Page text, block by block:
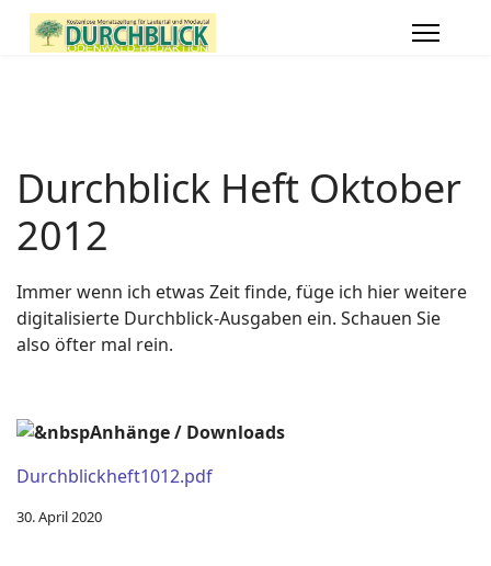
Durchblick Heft Oktober
2012
Immer wenn ich etwas Zeit finde, füge ich hier weitere
digitalisierte Durchblick-Ausgaben ein. Schauen Sie
also öfter mal rein.
&nbspAnhänge / Downloads
Durchblickheft1012.pdf
30. April 2020